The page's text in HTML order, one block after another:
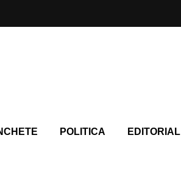
POLITICA EDITORIAL